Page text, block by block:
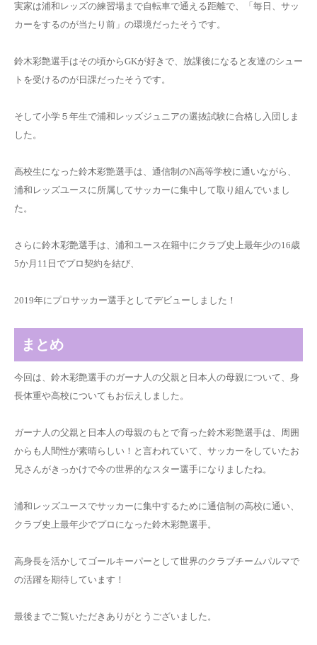
実家は浦和レッズの練習場まで自転車で通える距離で、「毎日、サッ
カーをするのが当たり前」の環境だったそうです。
鈴木彩艶選手はその頃からGKが好きで、放課後になると友達のシュー
トを受けるのが日課だったそうです。
そして小学５年生で浦和レッズジュニアの選抜試験に合格 し入団しま
した。
高校生になった鈴木彩艶選手は、 通信制のN高等学校に通いながら、
浦和レッズユースに所属 してサッカーに集中して取り組んでいまし
た。
さらに鈴木彩艶選手は、浦和ユース在籍中にクラブ史上最年少の16歳
5か月11日でプロ契約を結び、
2019年にプロサッカー選手としてデビューしました！
まとめ
今回は、鈴木彩艶選手のガーナ人の父親と日本人の母親について、身
長体重や高校についてもお伝えしました。
ガーナ人の父親と日本人の母親のもとで育った鈴木彩艶選手は、周囲
からも人間性が素晴らしい！と言われていて、サッカーをしていたお
兄さんがきっかけで今の世界的なスター選手になりましたね。
浦和レッズユースでサッカーに集中するために通信制の高校に通い、
クラブ史上最年少でプロになった鈴木彩艶選手。
高身長を活かしてゴールキーパーとして世界のクラブチームパルマで
の活躍を期待しています！
最後までご覧いただきありがとうございました。